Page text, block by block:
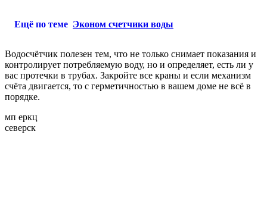
Ещё по теме Эконом счетчики воды
Водосчётчик полезен тем, что не только снимает показания и
контролирует потребляемую воду, но и определяет, есть ли у
вас протечки в трубах. Закройте все краны и если механизм
счёта двигается, то с герметичностью в вашем доме не всё в
порядке.
мп еркц
северск